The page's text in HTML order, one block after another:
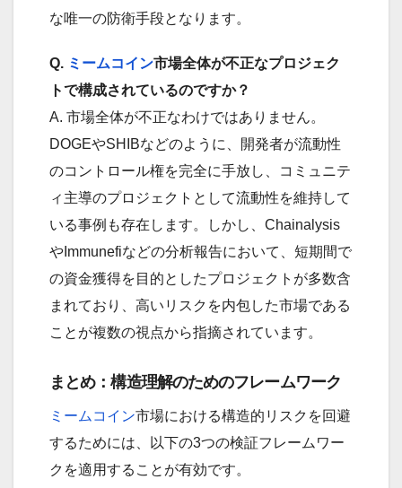
な唯一の防衛手段となります。
Q. ミームコイン市場全体が不正なプロジェク
トで構成されているのですか？
A. 市場全体が不正なわけではありません。
DOGEやSHIBなどのように、開発者が流動性
のコントロール権を完全に手放し、コミュニテ
ィ主導のプロジェクトとして流動性を維持して
いる事例も存在します。しかし、Chainalysis
やImmunefiなどの分析報告において、短期間で
の資金獲得を目的としたプロジェクトが多数含
まれており、高いリスクを内包した市場である
ことが複数の視点から指摘されています。
まとめ：構造理解のためのフレームワーク
ミームコイン市場における構造的リスクを回避
するためには、以下の3つの検証フレームワー
クを適用することが有効です。